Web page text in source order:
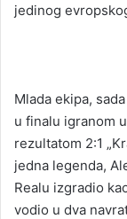
jedinog
Mlada ekipa,
u finalu igranom
rezultatom 2:1
jedna legenda,
Realu izgradio
vodio u dva